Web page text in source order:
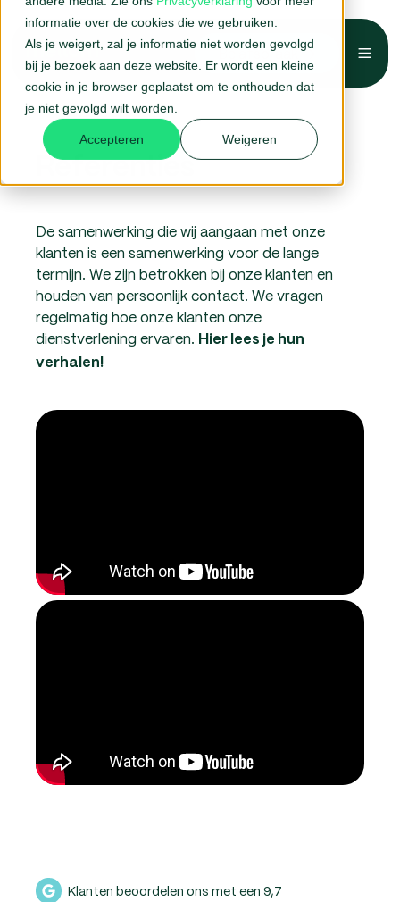
informatie over de cookies die we gebruiken.
Als je weigert, zal je informatie niet worden gevolgd
bij je bezoek aan deze website. Er wordt een kleine
cookie in je browser geplaatst om te onthouden dat
je niet gevolgd wilt worden.
Accepteren Weigeren
Belafspraak →
Home
Voor wie Referenties
Referenties
De samenwerking die wij aangaan met onze
klanten is een samenwerking voor de lange
termijn. We zijn betrokken bij onze klanten en
houden van persoonlijk contact. We vragen
regelmatig hoe onze klanten onze
dienstverlening ervaren. Hier lees je hun
verhalen!
Klanten beoordelen ons met een 9,7